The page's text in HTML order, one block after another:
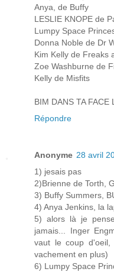
Anya, de Buffy
LESLIE KNOPE de
Lumpy Space
Donna Noble de Dr
Kim Kelly de Freaks
Zoe Washburne de
Kelly de Misfits
BIM DANS TA FACE
Répondre
Anonyme 28 avril
1) jesais pas
2)Brienne de Torth,
3) Buffy Summers,
4) Anya Jenkins, la
5) alors là je
jamais... Inger
vaut le coup
vachement en plus)
6) Lumpy Space